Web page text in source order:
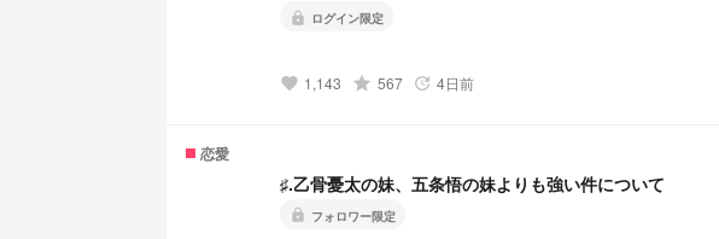
lock ログイン限定
favorite 1,143 grade 567 update 4日前
恋愛
♯.乙骨憂太の妹、五条悟の妹よりも強い件について
lock フォロワー限定